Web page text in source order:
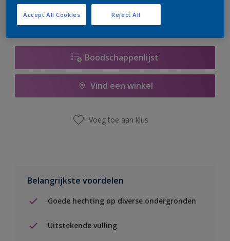
Boodschappenlijst
Vind een winkel
Voeg toe aan klus
Belangrijkste voordelen
Goede hechting op diverse ondergronden
Uitstekende vulling
Reject All
Accept All Cookies